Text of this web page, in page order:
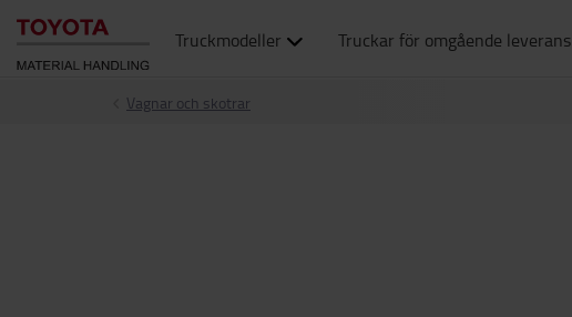
Truckmodeller Truckar för omgående leverans
Vagnar och skotrar